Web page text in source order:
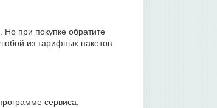
при покупке обратите
из тарифных пакетов
сервиса,